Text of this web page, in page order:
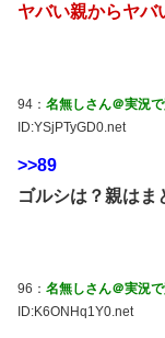
ヤバい親からヤバ
94： 名無しさん＠実況
ID:YSjPTyGD0.net
>>89
ゴルシは？親はま
96： 名無しさん＠実況
ID:K6ONHq1Y0.net